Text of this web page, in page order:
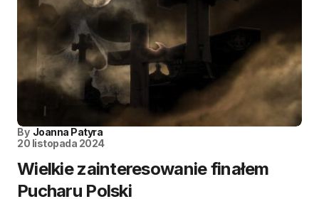
By Joanna Patyra
20 listopada 2024
Wielkie zainteresowanie finałem
Pucharu Polski